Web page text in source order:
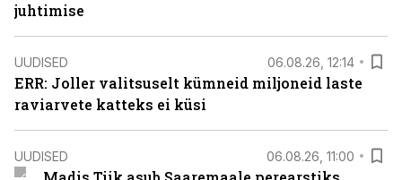
juhtimise
UUDISED 06.08.26, 12:14
ERR: Joller valitsuselt kümneid miljoneid laste
raviarvete katteks ei küsi
UUDISED 06.08.26, 11:00